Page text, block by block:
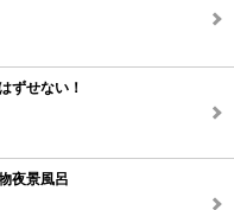
ずせない！
夜景風呂